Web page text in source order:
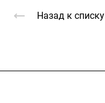
Назад к списку